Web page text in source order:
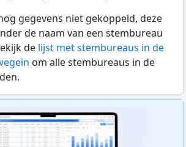
gegevens niet gekoppeld, deze
de naam van een stembureau
de lijst met stembureaus in de
om alle stembureaus in de